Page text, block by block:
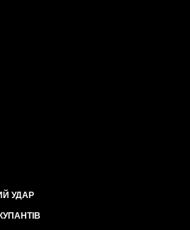
УДАР